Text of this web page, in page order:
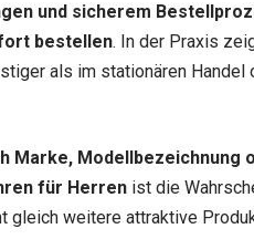
und sicherem
bestellen. In der Praxis
als im stationären Handel
Marke, Modellbezeichnung
für Herren ist die
gleich weitere attraktive